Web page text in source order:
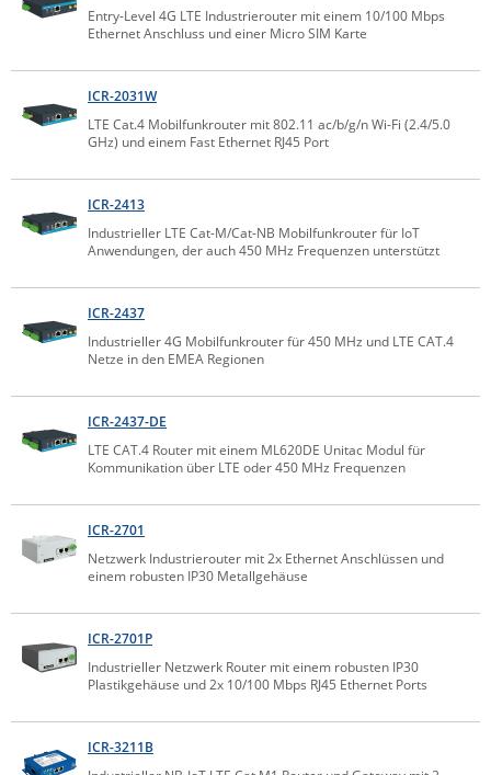
LigoWave
Netio
PatchSee
Power Kingdom
Riello UPS
SIRIO Antenne
Sunbird
Tactical Software
TEKTELIC
Teltonika
Unwired Networks
Vision
WATTECO
Westermo
Yuasa
Entry-Level 4G LTE Industrierouter mit einem 10/100 Mbps
Ethernet Anschluss und einer Micro SIM Karte
ICR-2031W
LTE Cat.4 Mobilfunkrouter mit 802.11 ac/b/g/n Wi-Fi (2.4/5.0
GHz) und einem Fast Ethernet RJ45 Port
ICR-2413
Industrieller LTE Cat-M/Cat-NB Mobilfunkrouter für IoT
Anwendungen, der auch 450 MHz Frequenzen unterstützt
ICR-2437
Industrieller 4G Mobilfunkrouter für 450 MHz und LTE CAT.4
Netze in den EMEA Regionen
ICR-2437-DE
LTE CAT.4 Router mit einem ML620DE Unitac Modul für
Kommunikation über LTE oder 450 MHz Frequenzen
ICR-2701
Netzwerk Industrierouter mit 2x Ethernet Anschlüssen und
einem robusten IP30 Metallgehäuse
ICR-2701P
Industrieller Netzwerk Router mit einem robusten IP30
Plastikgehäuse und 2x 10/100 Mbps RJ45 Ethernet Ports
ICR-3211B